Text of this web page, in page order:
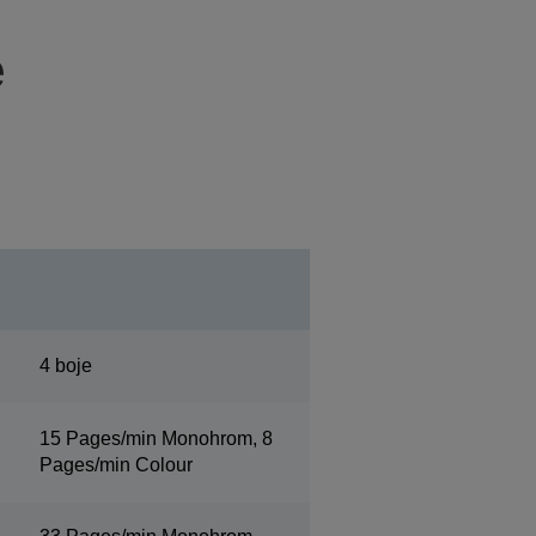
4 boje
15 Pages/min Monohrom, 8
Pages/min Colour